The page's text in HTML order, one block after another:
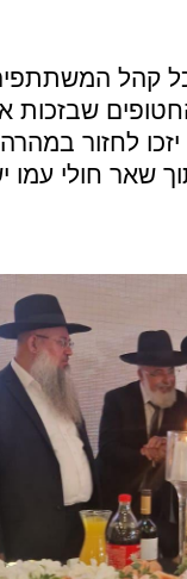
קהל המשתתפים
שבזכות
לחזור
שאר חולי עמו